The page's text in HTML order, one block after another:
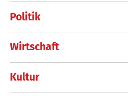
Politik
Wirtschaft
Kultur